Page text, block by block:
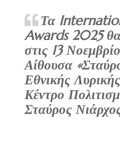
Τα
Awards 2025
στις 13
Αίθουσα
Εθνικής
Κέντρο
Σταύρος